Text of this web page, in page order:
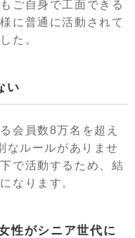
ご自身で工面できる
に普通に活動されて
た。
い
会員数8万名を超え
なルールがありませ
で活動するため、結
なります。